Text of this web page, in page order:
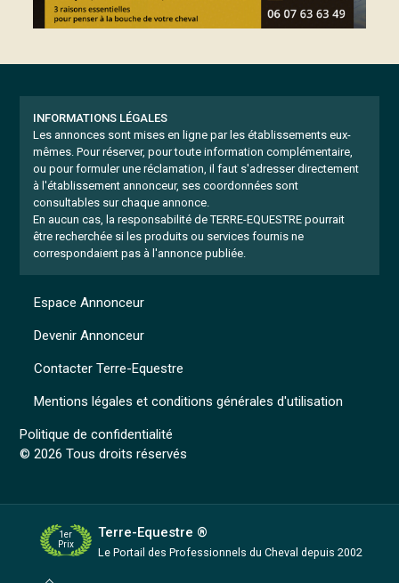
INFORMATIONS LÉGALES
Les annonces sont mises en ligne par les établissements eux-
mêmes. Pour réserver, pour toute information complémentaire,
ou pour formuler une réclamation, il faut s'adresser directement
à l'établissement annonceur, ses coordonnées sont
consultables sur chaque annonce.
En aucun cas, la responsabilité de TERRE-EQUESTRE pourrait
être recherchée si les produits ou services fournis ne
correspondaient pas à l'annonce publiée.
Mentions légales et conditions générales d'utilisation
Politique de confidentialité
© 2026 Tous droits réservés
Espace Annonceur
Devenir Annonceur
Contacter Terre-Equestre
1er
Prix
Terre-Equestre ®
Le Portail des Professionnels du Cheval depuis 2002